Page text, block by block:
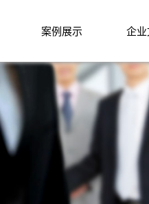
案例展示 企